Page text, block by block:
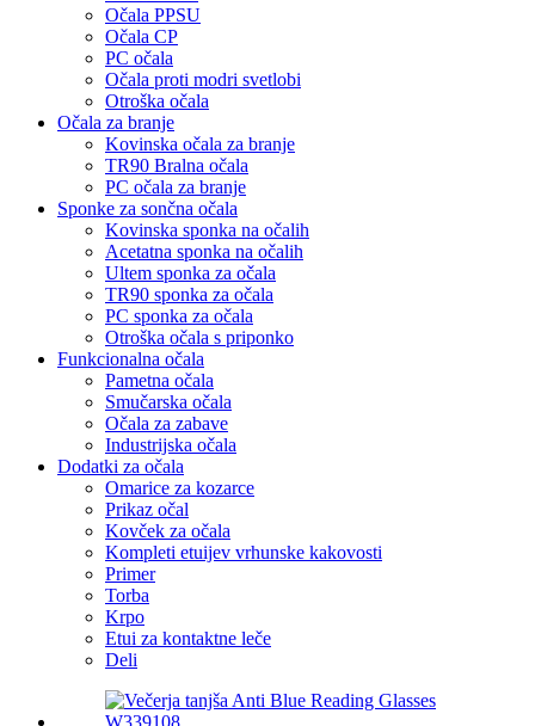
Očala PPSU
Očala CP
PC očala
Očala proti modri svetlobi
Otroška očala
Očala za branje
Kovinska očala za branje
TR90 Bralna očala
PC očala za branje
Sponke za sončna očala
Kovinska sponka na očalih
Acetatna sponka na očalih
Ultem sponka za očala
TR90 sponka za očala
PC sponka za očala
Otroška očala s priponko
Funkcionalna očala
Pametna očala
Smučarska očala
Očala za zabave
Industrijska očala
Dodatki za očala
Omarice za kozarce
Prikaz očal
Kovček za očala
Kompleti etuijev vrhunske kakovosti
Primer
Torba
Krpo
Etui za kontaktne leče
Deli